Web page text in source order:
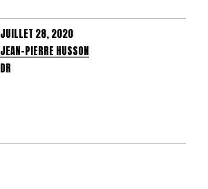
JUILLET 28, 2020
JEAN-PIERRE HUSSON
DR